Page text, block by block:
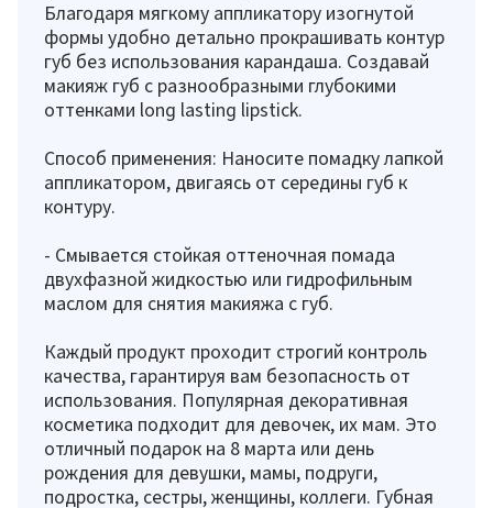
Благодаря мягкому аппликатору изогнутой
формы удобно детально прокрашивать контур
губ без использования карандаша. Создавай
макияж губ с разнообразными глубокими
оттенками long lasting lipstick.
Способ применения: Наносите помадку лапкой
аппликатором, двигаясь от середины губ к
контуру.
- Смывается стойкая оттеночная помада
двухфазной жидкостью или гидрофильным
маслом для снятия макияжа с губ.
Каждый продукт проходит строгий контроль
качества, гарантируя вам безопасность от
использования. Популярная декоративная
косметика подходит для девочек, их мам. Это
отличный подарок на 8 марта или день
рождения для девушки, мамы, подруги,
подростка, сестры, женщины, коллеги. Губная